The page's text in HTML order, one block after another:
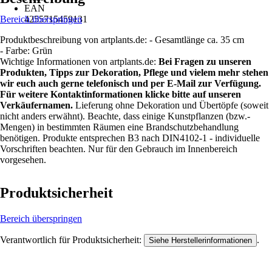
EAN
4255715459131
Bereich überspringen
Produktbeschreibung von artplants.de: - Gesamtlänge ca. 35 cm
- Farbe: Grün
Wichtige Informationen von artplants.de: Bei Fragen zu unseren
Produkten, Tipps zur Dekoration, Pflege und vielem mehr stehen
wir euch auch gerne telefonisch und per E-Mail zur Verfügung.
Für weitere Kontaktinformationen klicke bitte auf unseren
Verkäufernamen. Lieferung ohne Dekoration und Übertöpfe (soweit
nicht anders erwähnt). Beachte, dass einige Kunstpflanzen (bzw.-
Mengen) in bestimmten Räumen eine Brandschutzbehandlung
benötigen. Produkte entsprechen B3 nach DIN4102-1 - individuelle
Vorschriften beachten. Nur für den Gebrauch im Innenbereich
vorgesehen.
Produktsicherheit
Bereich überspringen
Verantwortlich für Produktsicherheit: Siehe Herstellerinformationen .